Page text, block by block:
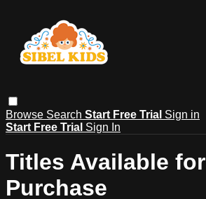
Browse Search Start Free Trial Sign in
Start Free Trial Sign In
Titles Available for
Purchase